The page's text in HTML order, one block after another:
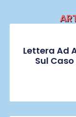
Lettera Ad
Sul